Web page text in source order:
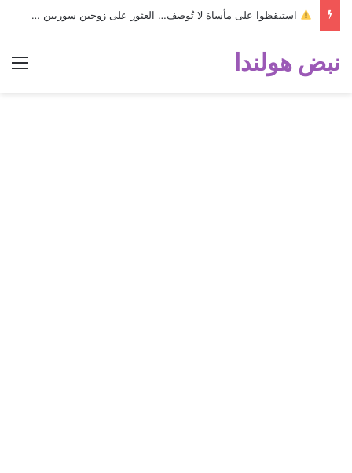
استيقظوا على مأساة لا تُوصف… العثور على زوجين سوريين متوفـيـيـن داخل منزلهما!
نبض هولندا